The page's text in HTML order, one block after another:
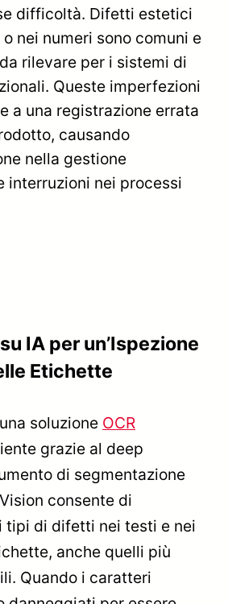
difficoltà. Difetti estetici
nei numeri sono comuni e
rilevare per i sistemi di
Queste imperfezioni
a una registrazione errata
causando
nella gestione
interruzioni nei processi
IA per un’Ispezione
Etichette
soluzione OCR
grazie al deep
di segmentazione
consente di
tipi di difetti nei testi e nei
anche quelli più
Quando i caratteri